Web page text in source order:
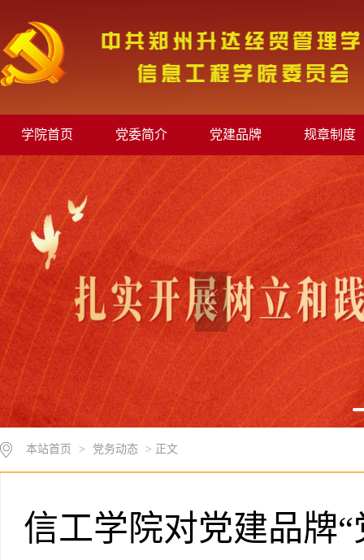
学院首页 党委简介 党建品牌 规章制度
本站首页 > 党务动态 > 正文
信工学院对党建品牌